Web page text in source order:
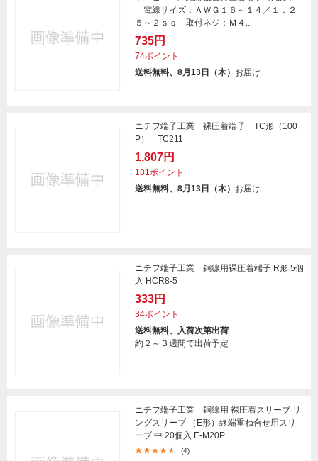
電線サイズ：ＡＷＧ１６～１４／１．２
５～２ｓｑ 取付ネジ：Ｍ４...
735円
74ポイント
送料無料、8月13日（木） お届け
ニチフ端子工業 裸圧着端子 TC形（100
P） TC211
1,807円
181ポイント
送料無料、8月13日（木） お届け
ニチフ端子工業 銅線用裸圧着端子 R形 5個
入 HCR8-5
333円
34ポイント
送料無料、入荷次第出荷
約２～３週間で出荷予定
ニチフ端子工業 銅線用 裸圧着スリーブ リ
ングスリーブ （E形）終端重ね合せ用スリ
ーブ 中 20個入 E-M20P
(4)